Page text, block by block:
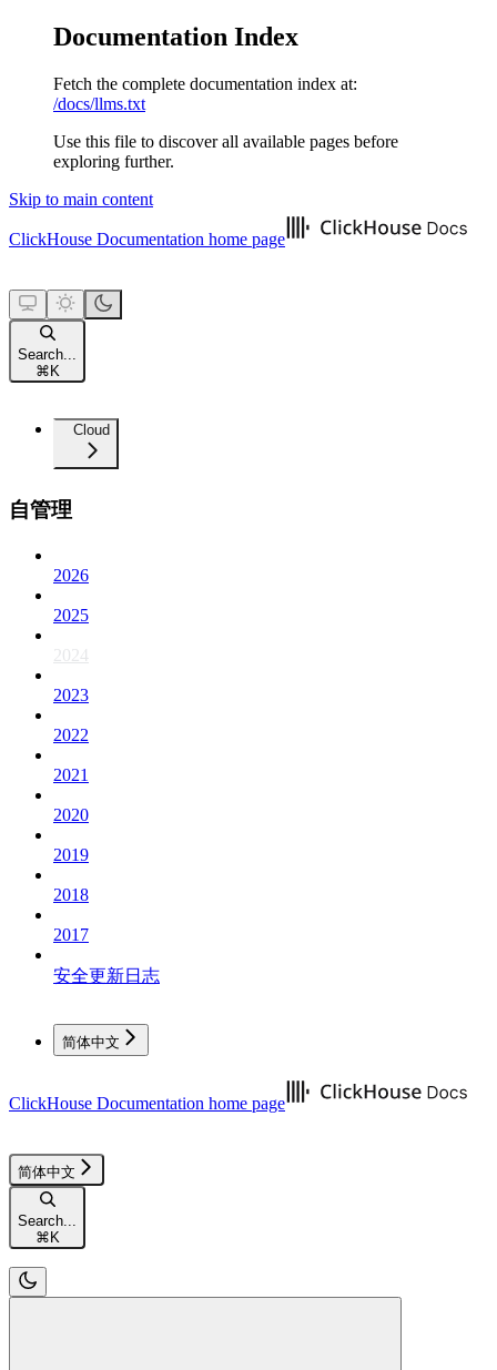
Documentation Index
Fetch the complete documentation index at:
/docs/llms.txt
Use this file to discover all available pages before
exploring further.
Skip to main content
ClickHouse Documentation home page
Search...
⌘ K
Cloud
自管理
2026
2025
2024
2023
2022
2021
2020
2019
2018
2017
安全更新日志
简体中文
ClickHouse Documentation home page
简体中文
Search...
⌘K